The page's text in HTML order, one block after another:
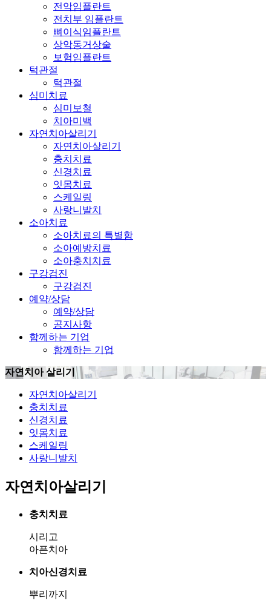
전악임플란트
전치부 임플란트
뼈이식임플란트
상악동거상술
보험임플란트
턱관절
턱관절
심미치료
심미보철
치아미백
자연치아살리기
자연치아살리기
충치치료
신경치료
잇몸치료
스케일링
사랑니발치
소아치료
소아치료의 특별함
소아예방치료
소아충치치료
구강검진
구강검진
예약/상담
예약/상담
공지사항
함께하는 기업
함께하는 기업
자연치아 살리기
자연치아살리기
충치치료
신경치료
잇몸치료
스케일링
사랑니발치
자연치아살리기
충치치료
시리고
아픈치아
치아신경치료
뿌리까지